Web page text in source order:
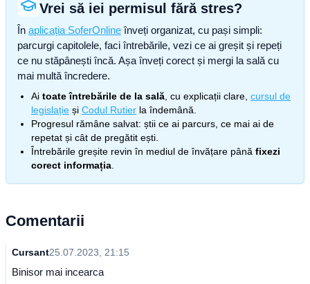
Vrei să iei permisul fără stres?
În aplicația SoferOnline înveți organizat, cu pași simpli:
parcurgi capitolele, faci întrebările, vezi ce ai greșit și repeți
ce nu stăpânești încă. Așa înveți corect și mergi la sală cu
mai multă încredere.
Ai toate întrebările de la sală , cu explicații clare, cursul de
legislație și Codul Rutier la îndemână.
Progresul rămâne salvat: știi ce ai parcurs, ce mai ai de
repetat și cât de pregătit ești.
Întrebările greșite revin în mediul de învățare până fixezi
corect informația
Comentarii
Cursant25.07.2023, 21:15
Binisor mai incearca